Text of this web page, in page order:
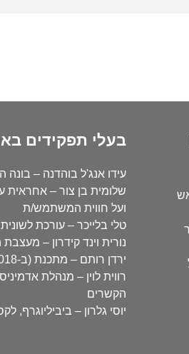
בעלי תפקידים
עידו אנג'ל בוהדנה – בונה
שלומית בן צור – אחראית
ועל חווית המשתמש/ת
טלי בלייכר – עורכת לשונית
נורית וינד קידרון – מעצבת
ירדן רותם – מתכנת (ב-2019-2018)
רווית לוין – מנהלת
הקשרים
יוסי גלרון – ביביליוגרף,